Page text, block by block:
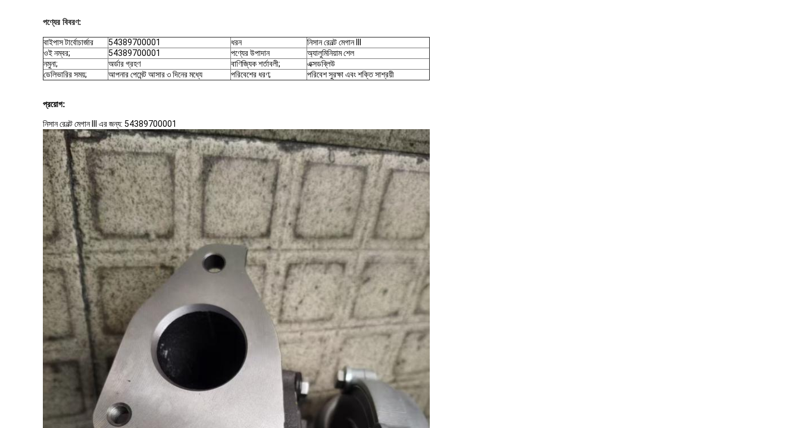
পণ্যের বিবরণ:
বাইপাস টার্বোচার্জার 54389700001 ধরন
নিসান রেনল্ট মেগান III
ওই নম্বর;
54389700001 পণ্যের উপাদান
অ্যালুমিনিয়াম শেল
নমুনা;
অর্ডার গ্রহণ বাণিজ্যিক শর্তাবলী;
এক্সডব্লিউ
ডেলিভারির সময়;
আপনার পেমেন্ট আসার ৩ দিনের মধ্যে পরিবেশের ধরণ; পরিবেশ সুরক্ষা এবং শক্তি সাশ্রয়ী
প্রয়োগ:
নিসান রেনল্ট মেগান III এর জন্য: 54389700001